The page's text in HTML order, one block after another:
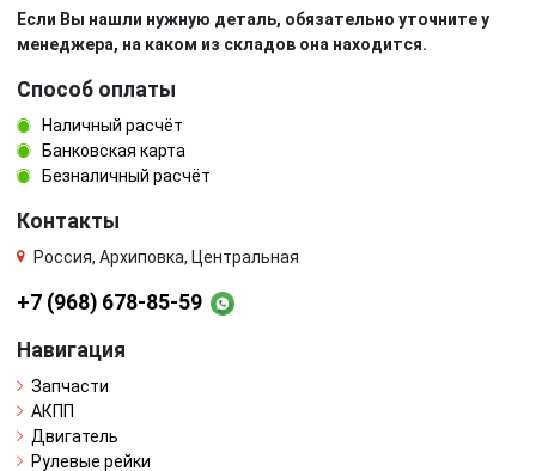
Если Вы нашли нужную деталь, обязательно уточните у
менеджера, на каком из складов она находится.
Способ оплаты
Наличный расчёт
Банковская карта
Безналичный расчёт
Контакты
Россия, Архиповка, Центральная
+7 (968) 678-85-59
Навигация
Запчасти
АКПП
Двигатель
Рулевые рейки